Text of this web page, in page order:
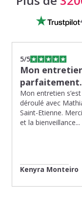
5/5
Mon
Mon entretien
déroulé avec
Saint-Etienne.
et la bienveillance...
Kenyra Monteiro